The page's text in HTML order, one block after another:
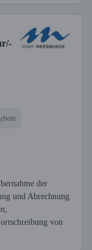
der
und Abrechnung
von